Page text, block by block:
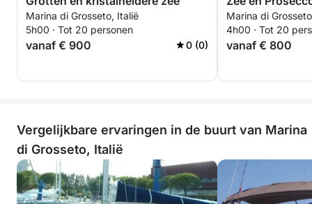
Marina di Grosseto, Italië
5h00 · Tot 20 personen
vanaf € 900 0 (0)
Marina di
4h00 · Tot 20
vanaf € 800
Vergelijkbare ervaringen in de buurt van Marina
di Grosseto, Italië